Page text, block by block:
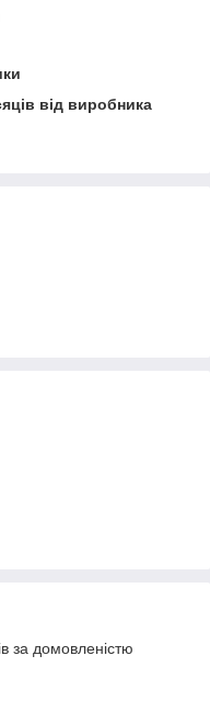
від виробника
за домовленістю